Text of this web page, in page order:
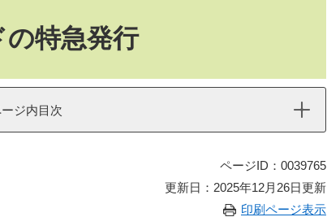
特急発行
ジ内目次
ページID：0039765
更新日：2025年12月26日更新
印刷ページ表示